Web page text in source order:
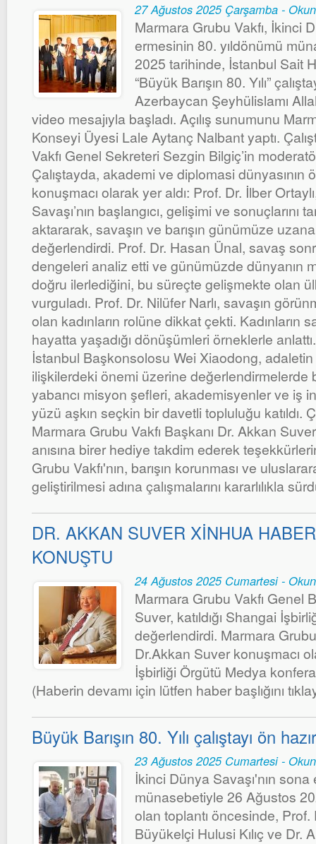
27 Ağustos 2025 Çarşamba -
Marmara Grubu Vakfı, İkinci
ermesinin 80. yıldönümü
2025 tarihinde, İstanbul Sait
“Büyük Barışın 80. Yılı”
Azerbaycan Şeyhülislamı
video mesajıyla başladı. Açılış sunumunu
Konseyi Üyesi Lale Aytanç Nalbant yaptı.
Vakfı Genel Sekreteri Sezgin Bilgiç’in
Çalıştayda, akademi ve diplomasi dünyasının
konuşmacı olarak yer aldı: Prof. Dr. İlber
Savaşı’nın başlangıcı, gelişimi ve sonuçlarını
aktararak, savaşın ve barışın günümüze
değerlendirdi. Prof. Dr. Hasan Ünal, savaş
dengeleri analiz etti ve günümüzde dünyanın
doğru ilerlediğini, bu süreçte gelişmekte olan
vurguladı. Prof. Dr. Nilüfer Narlı, savaşın
olan kadınların rolüne dikkat çekti. Kadınların
hayatta yaşadığı dönüşümleri örneklerle
İstanbul Başkonsolosu Wei Xiaodong, adaletin
ilişkilerdeki önemi üzerine değerlendirmelerde
yabancı misyon şefleri, akademisyenler ve iş
yüzü aşkın seçkin bir davetli topluluğu katıldı.
Marmara Grubu Vakfı Başkanı Dr. Akkan
anısına birer hediye takdim ederek
Grubu Vakfı'nın, barışın korunması ve
geliştirilmesi adına çalışmalarını kararlılıkla
DR. AKKAN SUVER XİNHUA
KONUŞTU
24 Ağustos 2025 Cumartesi -
Marmara Grubu Vakfı Genel
Suver, katıldığı Shangai
değerlendirdi. Marmara
Dr.Akkan Suver konuşmacı
İşbirliği Örgütü Medya
(Haberin devamı için lütfen haber başlığını
Büyük Barışın 80. Yılı çalıştayı ön
23 Ağustos 2025 Cumartesi -
İkinci Dünya Savaşı'nın
münasebetiyle 26 Ağustos
olan toplantı öncesinde, Prof.
Büyükelçi Hulusi Kılıç ve Dr.